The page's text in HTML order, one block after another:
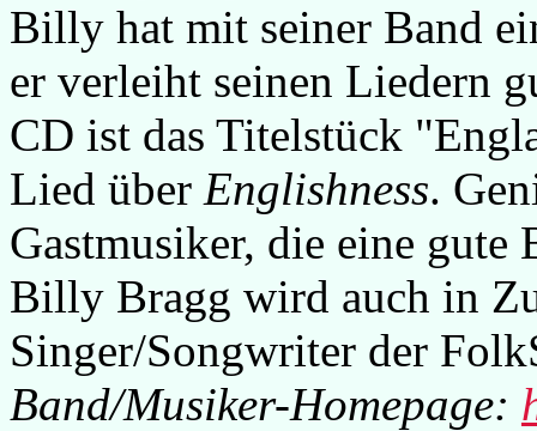
Billy hat mit seiner Band
er verleiht seinen Liedern
CD ist das Titelstück
Lied über Englishness.
Gastmusiker, die eine gute
Billy Bragg wird auch in
Singer/Songwriter der
Band/Musiker-Homepage: